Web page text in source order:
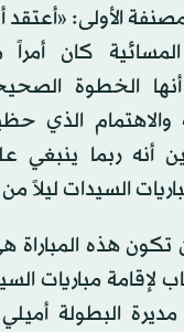
الأولى: «أعتقد
كان أمراً
الخطوة
والاهتمام الذي
أنه ربما ينبغي
السيدات ليلاً
هذه المباراة هي
لإقامة مباريات
البطولة